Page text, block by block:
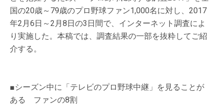
国の20歳～79歳のプロ野球ファン1,000名に対し、2017
年2月6日～2月8日の3日間で、インターネット調査によ
り実施した。本稿では、調査結果の一部を抜粋してご紹
介する。
■シーズン中に「テレビのプロ野球中継」を見ることが
ある ファンの8割